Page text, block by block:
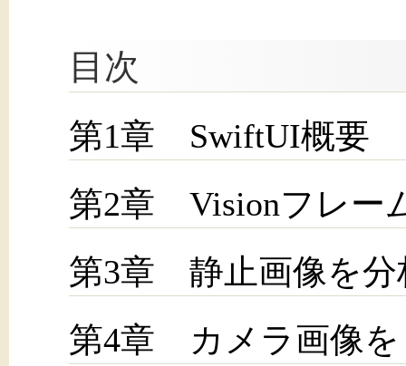
目次
第1章 SwiftUI概要
第2章 Visionフレー
第3章 静止画像を分
第4章 カメラ画像を